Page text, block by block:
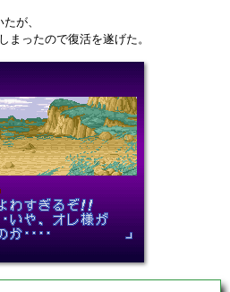
が、
まったので復活を遂げた。